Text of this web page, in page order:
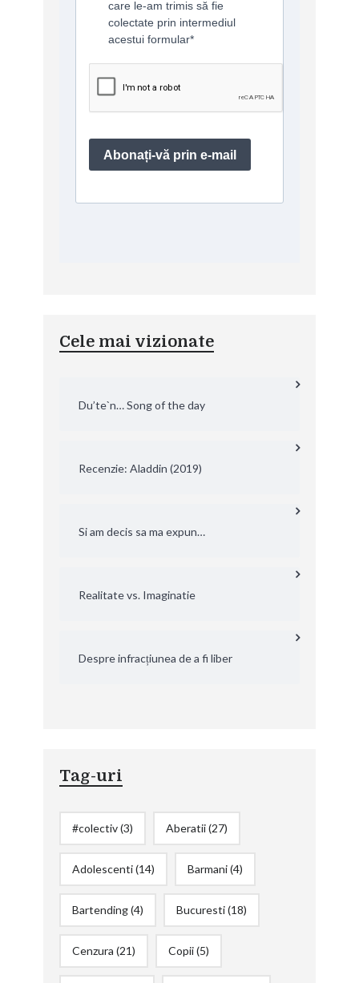
Cele mai vizionate
Du’te`n… Song of the day
Recenzie: Aladdin (2019)
Si am decis sa ma expun…
Realitate vs. Imaginatie
Despre infracțiunea de a fi liber
Tag-uri
#colectiv(3) Aberatii(27)
Adolescenti(14) Barmani(4)
Bartending(4) Bucuresti(18)
Cenzura (21) Copii(5)